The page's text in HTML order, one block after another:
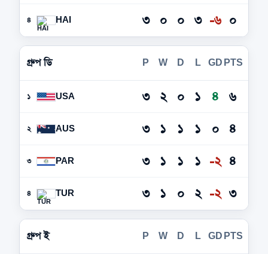
৪ HAI ৩ ০ ০ ৩ -৬ ০
গ্রুপ ডি P W D L GD PTS
১ USA ৩ ২ ০ ১ ৪ ৬
২ AUS ৩ ১ ১ ১ ০ ৪
৩ PAR ৩ ১ ১ ১ -২ ৪
৪ TUR ৩ ১ ০ ২ -২ ৩
গ্রুপ ই P W D L GD PTS